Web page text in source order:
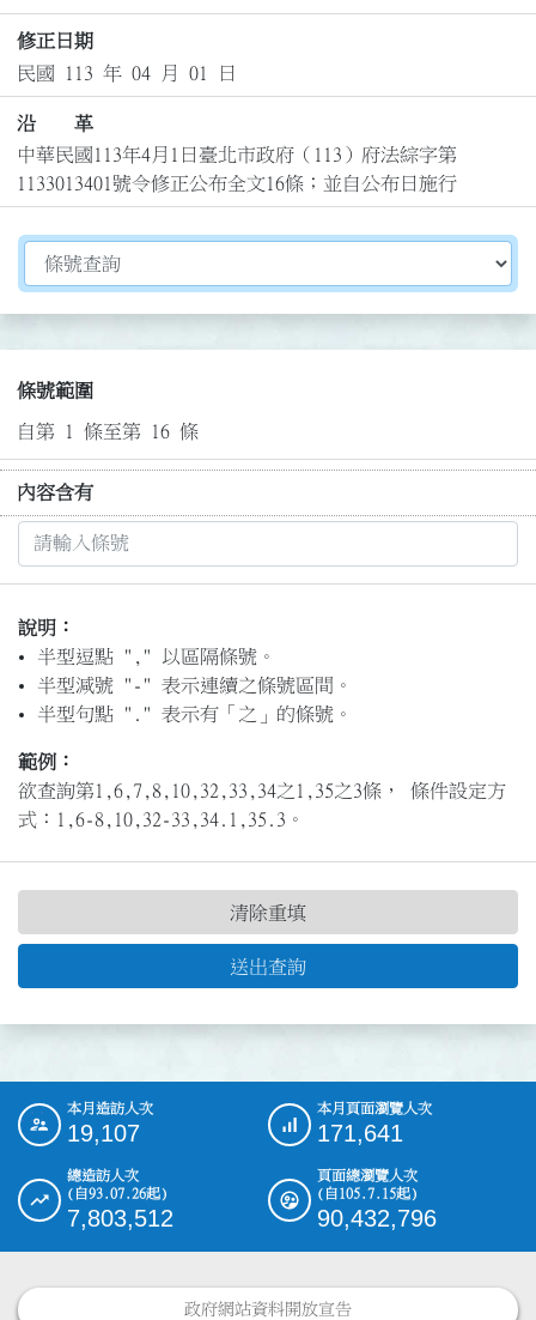
修正日期
民國 113 年 04 月 01 日
沿 革
中華民國113年4月1日臺北市政府（113）府法綜字第
1133013401號令修正公布全文16條；並自公布日施行
切換選擇法規資訊內容
條號範圍
自第 1 條至第 16 條
內容含有
說明：
半型逗點 "," 以區隔條號。
半型減號 "-" 表示連續之條號區間。
半型句點 "." 表示有「之」的條號。
範例：
欲查詢第1,6,7,8,10,32,33,34之1,35之3條， 條件設定方
式：1,6-8,10,32-33,34.1,35.3。
送出查詢
清除重填
::: 本月造訪人次
19,107
本月頁面瀏覽人次
171,641
總造訪人次
(自93.07.26起)
7,803,512
頁面總瀏覽人次
(自105.7.15起)
90,432,796
政府網站資料開放宣告